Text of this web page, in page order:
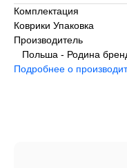
Комплектация
Коврики Упаковка
Производитель
Польша - Родина
Подробнее о